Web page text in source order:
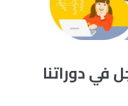
دوراتنا